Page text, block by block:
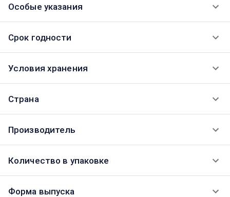
Особые указания
Срок годности
Условия хранения
Страна
Производитель
Количество в упаковке
Форма выпуска